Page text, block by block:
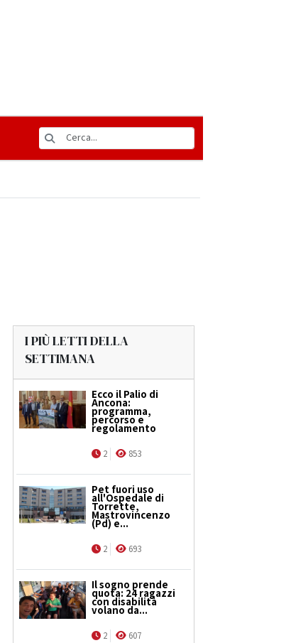
I PIÙ LETTI DELLA
SETTIMANA
Ecco il Palio di
Ancona:
programma,
percorso e
regolamento
2 853
Pet fuori uso
all'Ospedale di
Torrette,
Mastrovincenzo
(Pd) e...
2 693
Il sogno prende
quota: 24 ragazzi
con disabilità
volano da...
2 607